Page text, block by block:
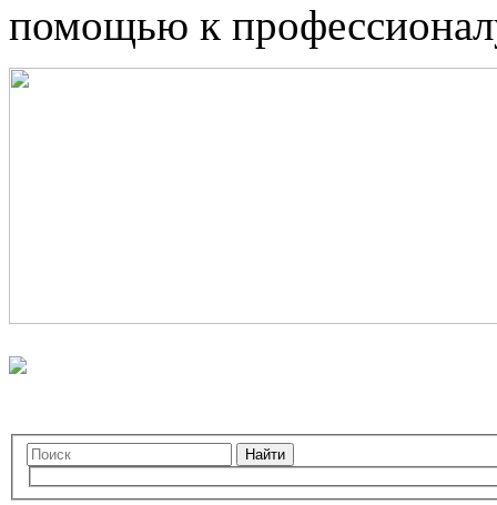
помощью к
Найти